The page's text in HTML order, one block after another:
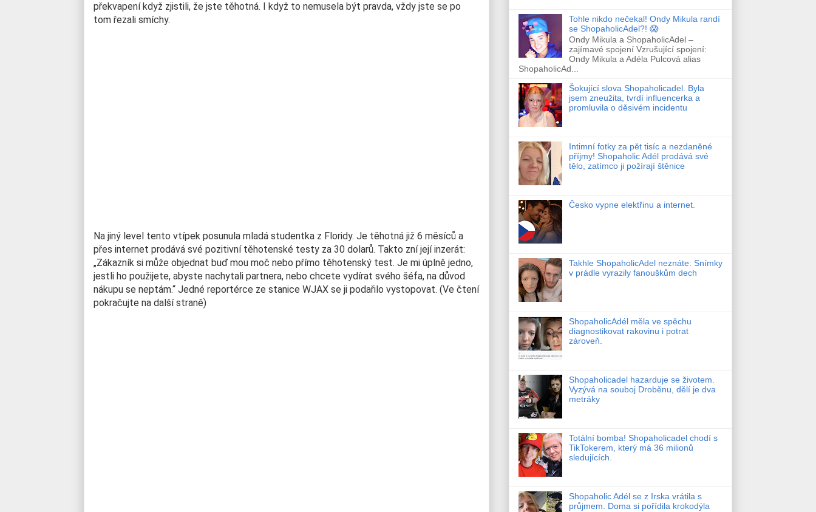
překvapení když zjistili, že jste těhotná. I když to nemusela být pravda, vždy jste se po
tom řezali smíchy.
Na jiný level tento vtípek posunula mladá studentka z Floridy. Je těhotná již 6 měsíců a
přes internet prodává své pozitivní těhotenské testy za 30 dolarů. Takto zní její inzerát:
„Zákazník si může objednat buď mou moč nebo přímo těhotenský test. Je mi úplně jedno,
jestli ho použijete, abyste nachytali partnera, nebo chcete vydírat svého šéfa, na důvod
nákupu se neptám.“ Jedné reportérce ze stanice WJAX se ji podařilo vystopovat. (Ve čtení
pokračujte na další straně)
Tohle nikdo nečekal! Ondy Mikula randí
se ShopaholicAdel?! 😱
Ondy Mikula a ShopaholicAdel –
zajímavé spojení Vzrušující spojení:
Ondy Mikula a Adéla Pulcová alias
ShopaholicAd...
Šokující slova Shopaholicadel. Byla
jsem zneužita, tvrdí influencerka a
promluvila o děsivém incidentu
Intimní fotky za pět tisíc a nezdaněné
příjmy! Shopaholic Adél prodává své
tělo, zatímco ji požírají štěnice
Česko vypne elektřinu a internet.
Takhle ShopaholicAdel neznáte: Snímky
v prádle vyrazily fanouškům dech
ShopaholicAdél měla ve spěchu
diagnostikovat rakovinu i potrat
zároveň.
Shopaholicadel hazarduje se životem.
Vyzývá na souboj Droběnu, dělí je dva
metráky
Totální bomba! Shopaholicadel chodí s
TikTokerem, který má 36 milionů
sledujících.
Shopaholic Adél se z Irska vrátila s
průjmem. Doma si pořídila krokodýla